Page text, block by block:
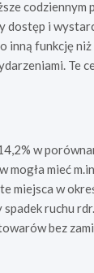
dostęp i
inną funkcję
Te
w
mogła mieć
miejsca w
ruchu
bez